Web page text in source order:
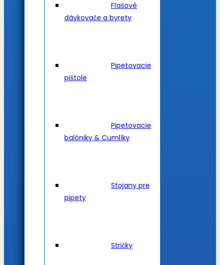
Fľašové
dávkovače a byrety
Pipetovacie
pištole
Pipetovacie
balóniky & Cumlíky
Stojany pre
pipety
Stričky